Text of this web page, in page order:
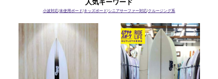
ブランド
人気キーワード
小波対応/未使用ボード/キッズボード/シニアサーファー対応/クルージング系